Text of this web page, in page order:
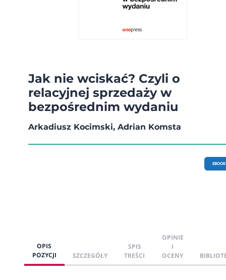
Jak nie wciskać? Czyli o
relacyjnej sprzedaży w
bezpośrednim wydaniu
Arkadiusz Kocimski, Adrian Komsta
EBOOK
OPIS
POZYCJI
SZCZEGÓŁY
SPIS
TREŚCI
OPINIE
I
OCENY